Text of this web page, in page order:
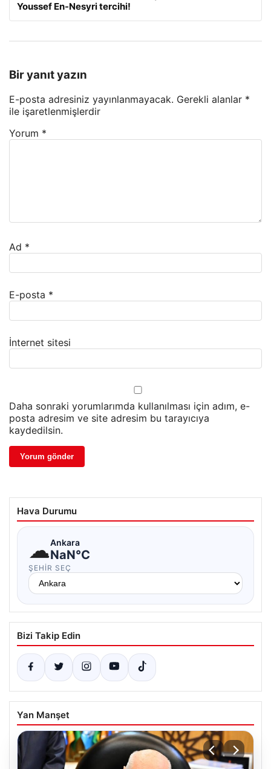
Youssef En-Nesyri tercihi!
Bir yanıt yazın
E-posta adresiniz yayınlanmayacak. Gerekli alanlar *
ile işaretlenmişlerdir
Yorum *
Ad *
E-posta *
İnternet sitesi
Daha sonraki yorumlarımda kullanılması için adım, e-
posta adresim ve site adresim bu tarayıcıya
kaydedilsin.
Hava Durumu
☁Ankara
NaN°C
ŞEHIR SEÇ
Bizi Takip Edin
Yan Manşet